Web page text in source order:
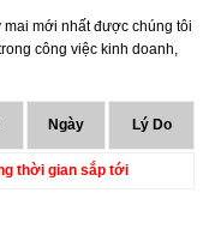
mai mới nhất được chúng tôi
công việc kinh doanh,
Ngày Lý Do
thời gian sắp tới